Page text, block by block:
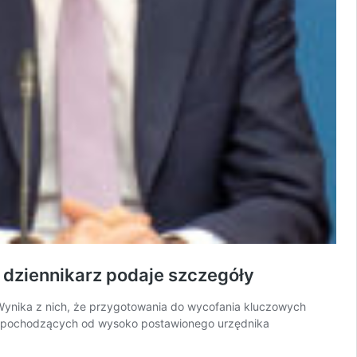
podaje szczegóły
z nich, że przygotowania do wycofania kluczowych
od wysoko postawionego urzędnika